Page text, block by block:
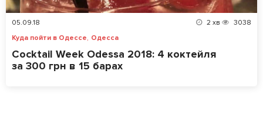
05.09.18 2 хв
3038
Куда пойти в Одессе, Одесса
Cocktail Week Odessa 2018: 4 коктейля
за 300 грн в 15 барах